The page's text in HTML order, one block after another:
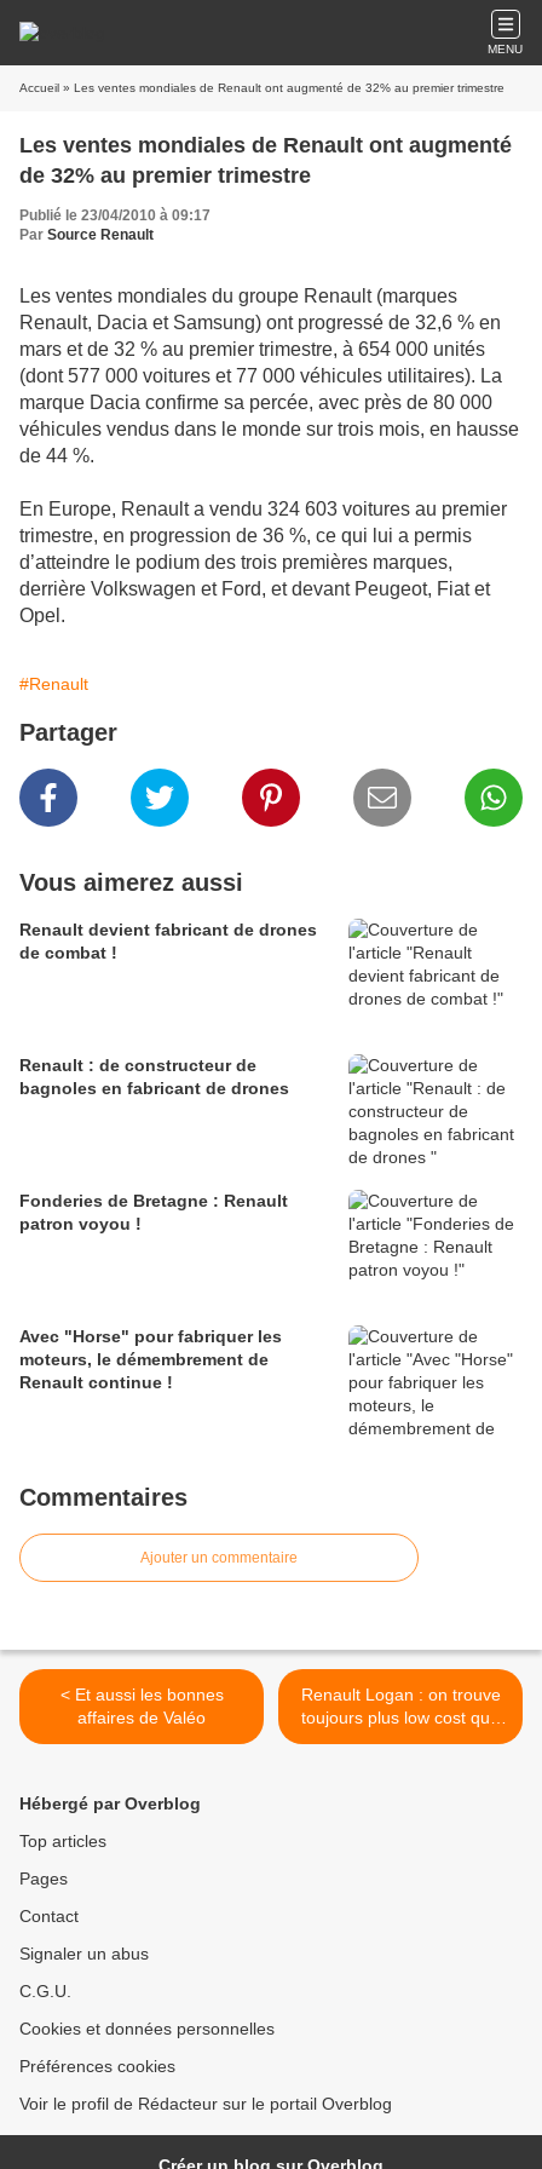
MENU
Accueil » Les ventes mondiales de Renault ont augmenté de 32% au premier trimestre
Les ventes mondiales de Renault ont augmenté
de 32% au premier trimestre
Publié le 23/04/2010 à 09:17
Par Source Renault
Les ventes mondiales du groupe Renault (marques
Renault, Dacia et Samsung) ont progressé de 32,6 % en
mars et de 32 % au premier trimestre, à 654 000 unités
(dont 577 000 voitures et 77 000 véhicules utilitaires). La
marque Dacia confirme sa percée, avec près de 80 000
véhicules vendus dans le monde sur trois mois, en hausse
de 44 %.
En Europe, Renault a vendu 324 603 voitures au premier
trimestre, en progression de 36 %, ce qui lui a permis
d’atteindre le podium des trois premières marques,
derrière Volkswagen et Ford, et devant Peugeot, Fiat et
Opel.
#Renault
Partager
Vous aimerez aussi
Renault devient fabricant de drones
de combat !
Renault : de constructeur de
bagnoles en fabricant de drones
Fonderies de Bretagne : Renault
patron voyou !
Avec "Horse" pour fabriquer les
moteurs, le démembrement de
Renault continue !
Commentaires
Ajouter un commentaire
< Et aussi les bonnes
affaires de Valéo
Renault Logan : on trouve
toujours plus low cost que
soi >
Hébergé par Overblog
Top articles
Pages
Contact
Signaler un abus
C.G.U.
Cookies et données personnelles
Préférences cookies
Voir le profil de Rédacteur sur le portail Overblog